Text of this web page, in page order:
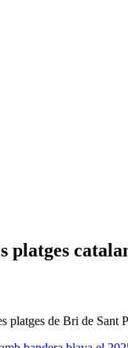
platges
de Bri de Sant